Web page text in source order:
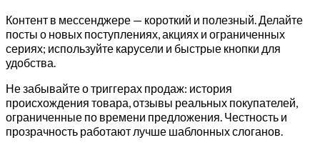
Контент в мессенджере — короткий и полезный. Делайте
посты о новых поступлениях, акциях и ограниченных
сериях; используйте карусели и быстрые кнопки для
удобства.
Не забывайте о триггерах продаж: история
происхождения товара, отзывы реальных покупателей,
ограниченные по времени предложения. Честность и
прозрачность работают лучше шаблонных слоганов.